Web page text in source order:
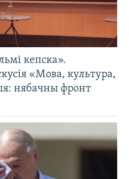
кепска».
«Мова, культура,
нябачны фронт